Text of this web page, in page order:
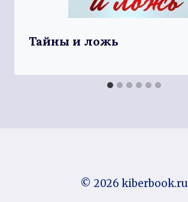
Тайны и ложь
© 2026 kiberbook.ru